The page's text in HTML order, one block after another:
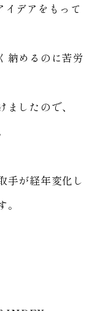
デアをもって
納めるのに苦労
したので、
手が経年変化し